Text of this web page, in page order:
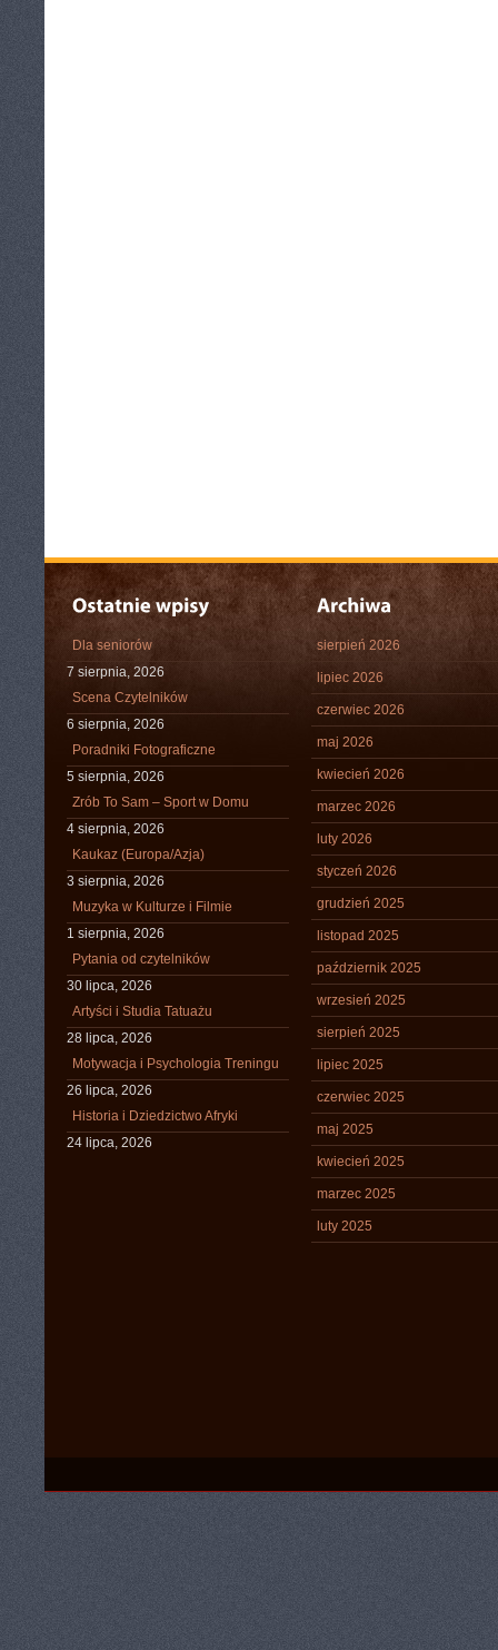
Dla seniorów
7 sierpnia, 2026
Scena Czytelników
6 sierpnia, 2026
Poradniki Fotograficzne
5 sierpnia, 2026
Zrób To Sam – Sport w Domu
4 sierpnia, 2026
Kaukaz (Europa/Azja)
3 sierpnia, 2026
Muzyka w Kulturze i Filmie
1 sierpnia, 2026
Pytania od czytelników
30 lipca, 2026
Artyści i Studia Tatuażu
28 lipca, 2026
Motywacja i Psychologia Treningu
26 lipca, 2026
Historia i Dziedzictwo Afryki
24 lipca, 2026
sierpień 2026
lipiec 2026
czerwiec 2026
maj 2026
kwiecień 2026
marzec 2026
luty 2026
styczeń 2026
grudzień 2025
listopad 2025
październik 2025
wrzesień 2025
sierpień 2025
lipiec 2025
czerwiec 2025
maj 2025
kwiecień 2025
marzec 2025
luty 2025